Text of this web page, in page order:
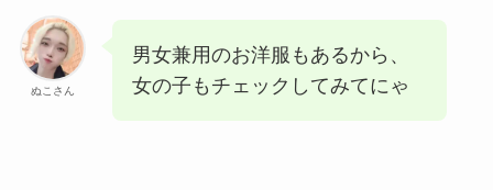
ぬこさん
男女兼用のお洋服もあるから、
女の子もチェックしてみてにゃ